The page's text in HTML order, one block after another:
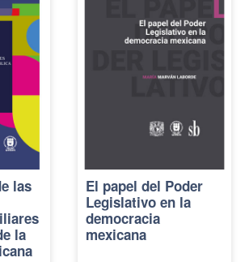
las
la
El papel del Poder
Legislativo en la
democracia
mexicana